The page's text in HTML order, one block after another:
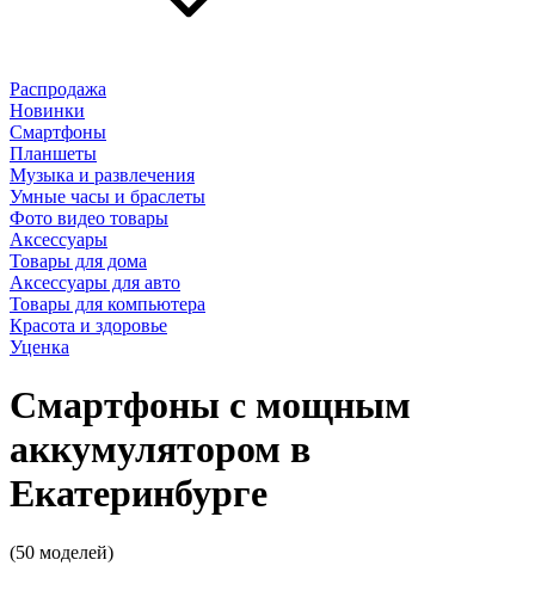
Распродажа
Новинки
Смартфоны
Планшеты
Музыка и развлечения
Умные часы и браслеты
Фото видео товары
Аксессуары
Товары для дома
Аксессуары для авто
Товары для компьютера
Красота и здоровье
Уценка
Смартфоны с мощным
аккумулятором в
Екатеринбурге
(50 моделей)